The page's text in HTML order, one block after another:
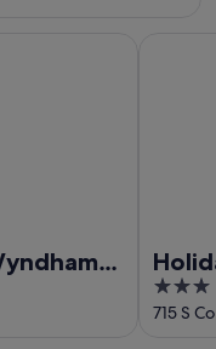
3
out
715 S